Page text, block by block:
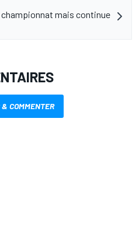
championnat mais continue
COMMENTER